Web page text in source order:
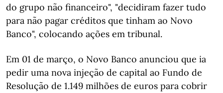
do grupo não financeiro", "decidiram fazer tudo
para não pagar créditos que tinham ao Novo
Banco", colocando ações em tribunal.
Em 01 de março, o Novo Banco anunciou que ia
pedir uma nova injeção de capital ao Fundo de
Resolução de 1.149 milhões de euros para cobrir